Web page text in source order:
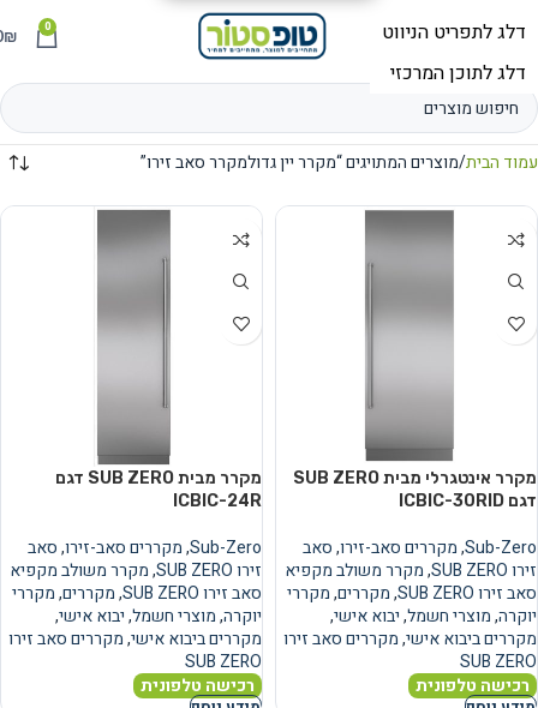
תפריט 0
₪
עמוד הבית מוצרים המתויגים “מקרר יין גדולמקרר סאב זירו”
מקרר אינטגרלי מבית SUB ZERO
דגם ICBIC-30RID
Sub-Zero
,מקררים סאב-זירו,סאב
זירו SUB ZERO
,מקרר משולב מקפיא
סאב זירו SUB ZERO
,מקררים,מקררי
יוקרה,מוצרי חשמל,יבוא אישי,
מקררים ביבוא אישי,מקררים סאב זירו
SUB ZERO
רכישה טלפונית
מקרר מבית SUB ZERO דגם
ICBIC-24R
Sub-Zero
,מקררים סאב-זירו,סאב
זירו SUB ZERO
,מקרר משולב מקפיא
סאב זירו SUB ZERO
,מקררים,מקררי
יוקרה,מוצרי חשמל,יבוא אישי,
מקררים ביבוא אישי,מקררים סאב זירו
SUB ZERO
רכישה טלפונית